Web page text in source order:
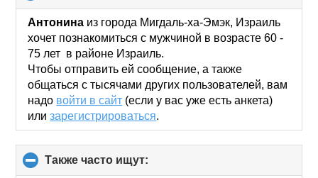
to
collapse
contents
Антонина из города Мигдаль-ха-Эмэк, Израиль
хочет познакомиться с мужчиной в возрасте 60 -
75 лет в районе Израиль.
Чтобы отправить ей сообщение, а также
общаться с тысячами других пользователей, вам
надо войти в сайт (если у вас уже есть анкета)
илизарегистрироваться.
Также часто ищут:
to